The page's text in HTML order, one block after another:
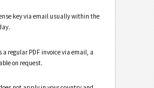
key via email usually within the
a regular PDF invoice via email, a
on request.